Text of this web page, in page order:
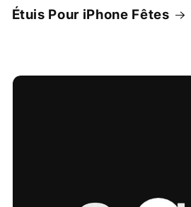
Étuis Pour iPhone Fêtes